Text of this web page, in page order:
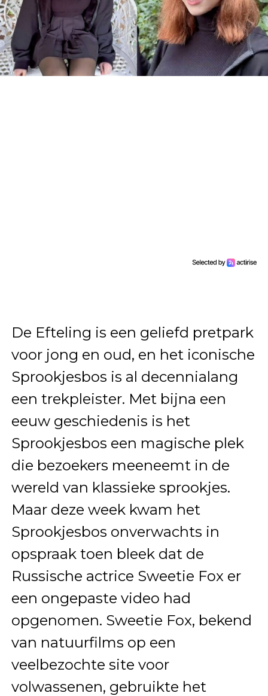
De Efteling is een geliefd pretpark
voor jong en oud, en het iconische
Sprookjesbos is al decennialang
een trekpleister. Met bijna een
eeuw geschiedenis is het
Sprookjesbos een magische plek
die bezoekers meeneemt in de
wereld van klassieke sprookjes.
Maar deze week kwam het
Sprookjesbos onverwachts in
opspraak toen bleek dat de
Russische actrice Sweetie Fox er
een ongepaste video had
opgenomen. Sweetie Fox, bekend
van natuurfilms op een
veelbezochte site voor
volwassenen, gebruikte het